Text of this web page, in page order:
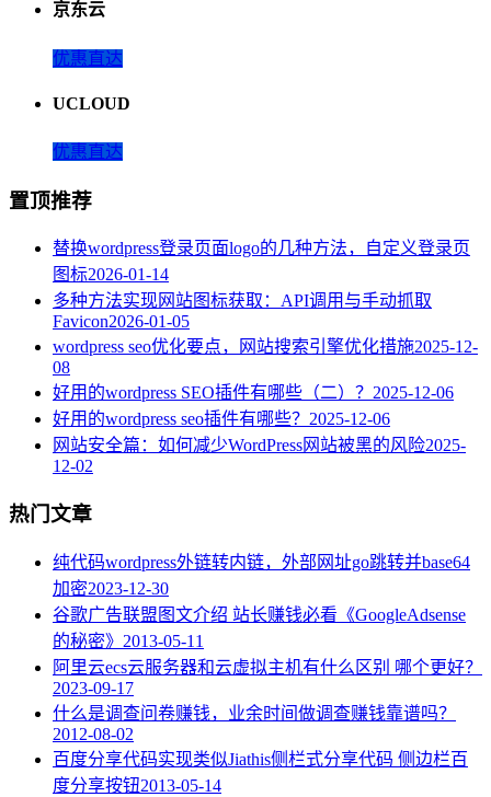
京东云
优惠直达
UCLOUD
优惠直达
置顶推荐
替换wordpress登录页面logo的几种方法，自定义登录页
图标2026-01-14
多种方法实现网站图标获取：API调用与手动抓取
Favicon2026-01-05
wordpress seo优化要点，网站搜索引擎优化措施2025-12-
08
好用的wordpress SEO插件有哪些（二）？ 2025-12-06
好用的wordpress seo插件有哪些？ 2025-12-06
网站安全篇：如何减少WordPress网站被黑的风险2025-
12-02
热门文章
纯代码wordpress外链转内链，外部网址go跳转并base64
加密2023-12-30
谷歌广告联盟图文介绍 站长赚钱必看《GoogleAdsense
的秘密》 2013-05-11
阿里云ecs云服务器和云虚拟主机有什么区别 哪个更好？
2023-09-17
什么是调查问卷赚钱，业余时间做调查赚钱靠谱吗？
2012-08-02
百度分享代码实现类似Jiathis侧栏式分享代码 侧边栏百
度分享按钮2013-05-14